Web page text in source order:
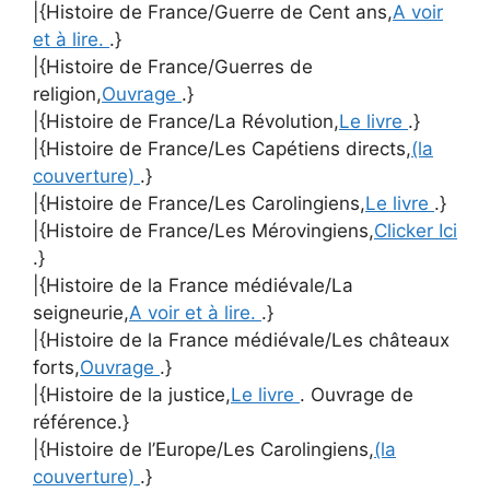
|{Histoire de France/Guerre de Cent ans,A voir
et à lire. .}
|{Histoire de France/Guerres de
religion,Ouvrage .}
|{Histoire de France/La Révolution,Le livre .}
|{Histoire de France/Les Capétiens directs,(la
couverture) .}
|{Histoire de France/Les Carolingiens,Le livre .}
|{Histoire de France/Les Mérovingiens,Clicker Ici
.}
|{Histoire de la France médiévale/La
seigneurie,A voir et à lire. .}
|{Histoire de la France médiévale/Les châteaux
forts,Ouvrage .}
|{Histoire de la justice,Le livre . Ouvrage de
référence.}
|{Histoire de l’Europe/Les Carolingiens,(la
couverture) .}